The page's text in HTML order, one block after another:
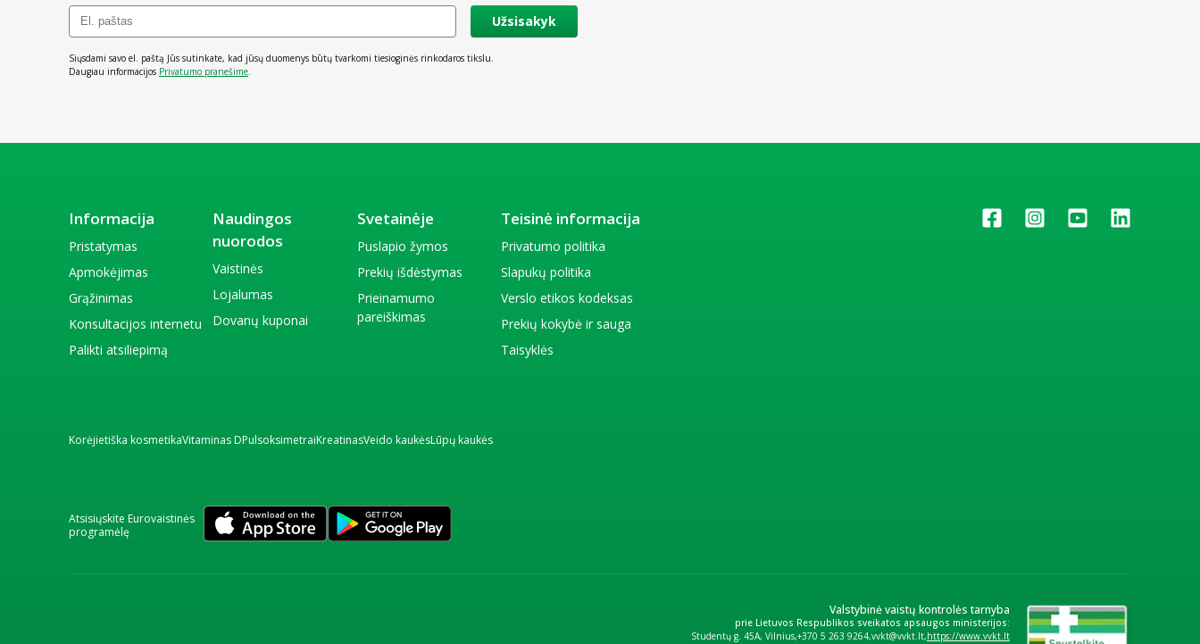
Užsisakyk
Siųsdami savo el. paštą Jūs sutinkate, kad jūsų duomenys būtų tvarkomi tiesioginės rinkodaros tikslu.
Daugiau informacijos Privatumo pranešime
Informacija
Pristatymas
Apmokėjimas
Grąžinimas
Konsultacijos internetu
Palikti atsiliepimą
Naudingos
nuorodos
Vaistinės
Lojalumas
Dovanų kuponai
Svetainėje
Puslapio žymos
Prekių išdėstymas
Prieinamumo
pareiškimas
Teisinė informacija
Privatumo politika
Slapukų politika
Verslo etikos kodeksas
Prekių kokybė ir sauga
Taisyklės
Korėjietiška kosmetikaVitaminas DPulsoksimetraiKreatinasVeido kaukėsLūpų kaukės
Atsisiųskite Eurovaistinės
programėlę
Valstybinė vaistų kontrolės tarnyba
prie Lietuvos Respublikos sveikatos apsaugos ministerijos:
Studentų g. 45A, Vilnius +370 5 263 9264 vvkt@vvkt.lt https://www.vvkt.lt